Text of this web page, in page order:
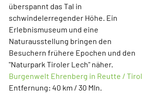
überspannt das Tal in
schwindelerregender Höhe. Ein
Erlebnismuseum und eine
Naturausstellung bringen den
Besuchern frühere Epochen und den
"Naturpark Tiroler Lech" näher.
Burgenwelt Ehrenberg in Reutte / Tirol
Entfernung: 40 km / 30 MIn.